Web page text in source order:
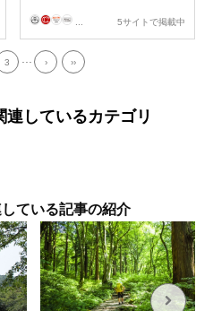
5サイトで掲載中
3 › ››
しているカテゴリ
ている記事の紹介